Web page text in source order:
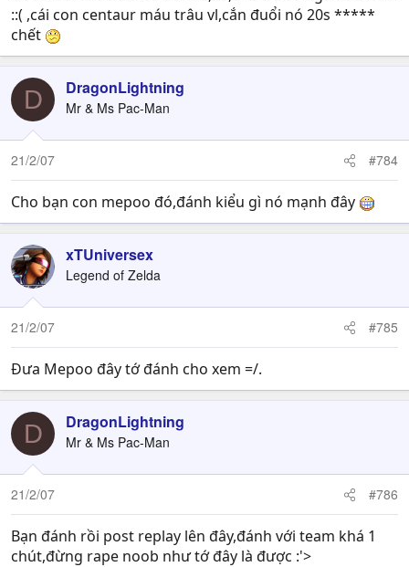
::( ,cái con centaur máu trâu vl,cắn đuổi nó 20s *****
chết
D DragonLightning
Mr & Ms Pac-Man
21/2/07 #784
Cho bạn con mepoo đó,đánh kiểu gì nó mạnh đây
xTUniversex
Legend of Zelda
21/2/07 #785
Đưa Mepoo đây tớ đánh cho xem =/.
D DragonLightning
Mr & Ms Pac-Man
21/2/07 #786
Bạn đánh rồi post replay lên đây,đánh với team khá 1
chút,đừng rape noob như tớ đây là được :'>